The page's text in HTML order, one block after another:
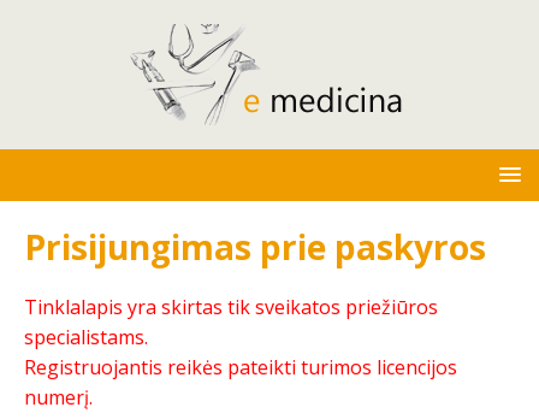
Prisijungimas prie paskyros
Tinklalapis yra skirtas tik sveikatos priežiūros
specialistams.
Registruojantis reikės pateikti turimos licencijos
numerį.